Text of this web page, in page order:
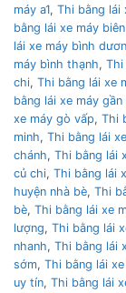
máy a1, Thi bằng lái
bằng lái xe máy
lái xe máy bình
máy bình thạnh, Thi
chi, Thi bằng lái xe
bằng lái xe máy gần
xe máy gò vấp, Thi
minh, Thi bằng lái
chánh, Thi bằng lái
củ chi, Thi bằng lái
huyện nhà bè, Thi
bè, Thi bằng lái xe
lượng, Thi bằng lái
nhanh, Thi bằng lái
sớm, Thi bằng lái
uy tín, Thi bằng lái